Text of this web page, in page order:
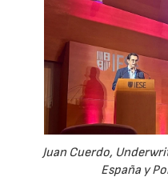
Juan Cuerdo,
España y